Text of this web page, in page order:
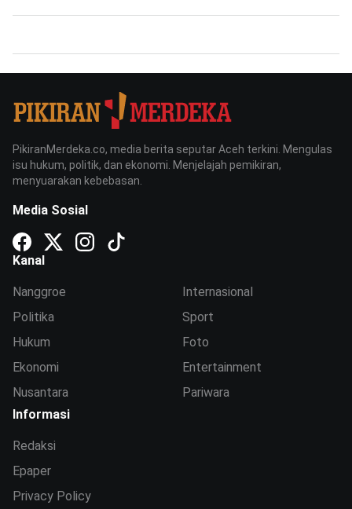
PikiranMerdeka.co, media berita seputar Aceh terkini. Mengulas
isu hukum, politik, dan ekonomi. Menjelajah pemikiran,
menyuarakan kebebasan.
Media Sosial
Kanal
Nanggroe
Politika
Hukum
Ekonomi
Nusantara
Internasional
Sport
Foto
Entertainment
Pariwara
Informasi
Redaksi
Epaper
Privacy Policy